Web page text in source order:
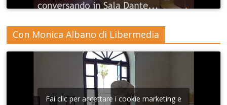
Con Monica Albano di Libermedia
Fai clic per accettare i cookie marketing e